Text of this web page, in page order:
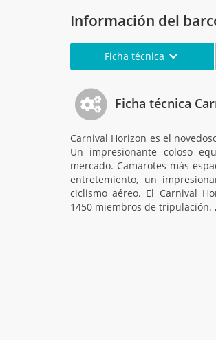
Información del
Ficha técnica
Ficha técnica
Carnival Horizon es el
Un impresionante coloso
mercado. Camarotes más
entretemiento, un
ciclismo aéreo. El Carnival
1450 miembros de tripulación.